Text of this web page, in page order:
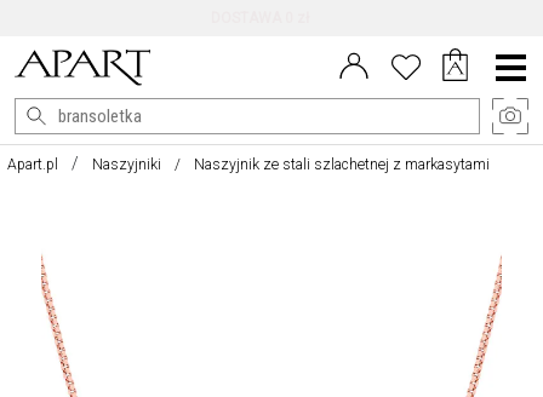
Menu
główne
Apart.pl Naszyjniki Naszyjnik ze stali szlachetnej z markasytami